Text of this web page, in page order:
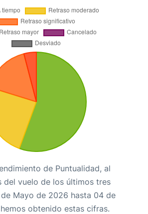
de Puntualidad, al
del vuelo de los últimos tres
Mayo de 2026 hasta 04 de
obtenido estas cifras.